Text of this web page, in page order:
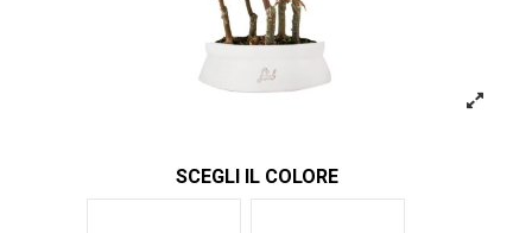
SCEGLI IL COLORE